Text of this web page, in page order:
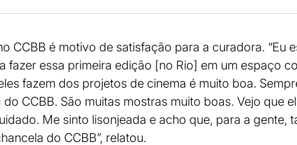
CCBB é motivo de satisfação para a curadora. “Eu
fazer essa primeira edição [no Rio] em um espaço
fazem dos projetos de cinema é muito boa.
CCBB. São muitas mostras muito boas. Vejo que
Me sinto lisonjeada e acho que, para a gente,
do CCBB”, relatou.